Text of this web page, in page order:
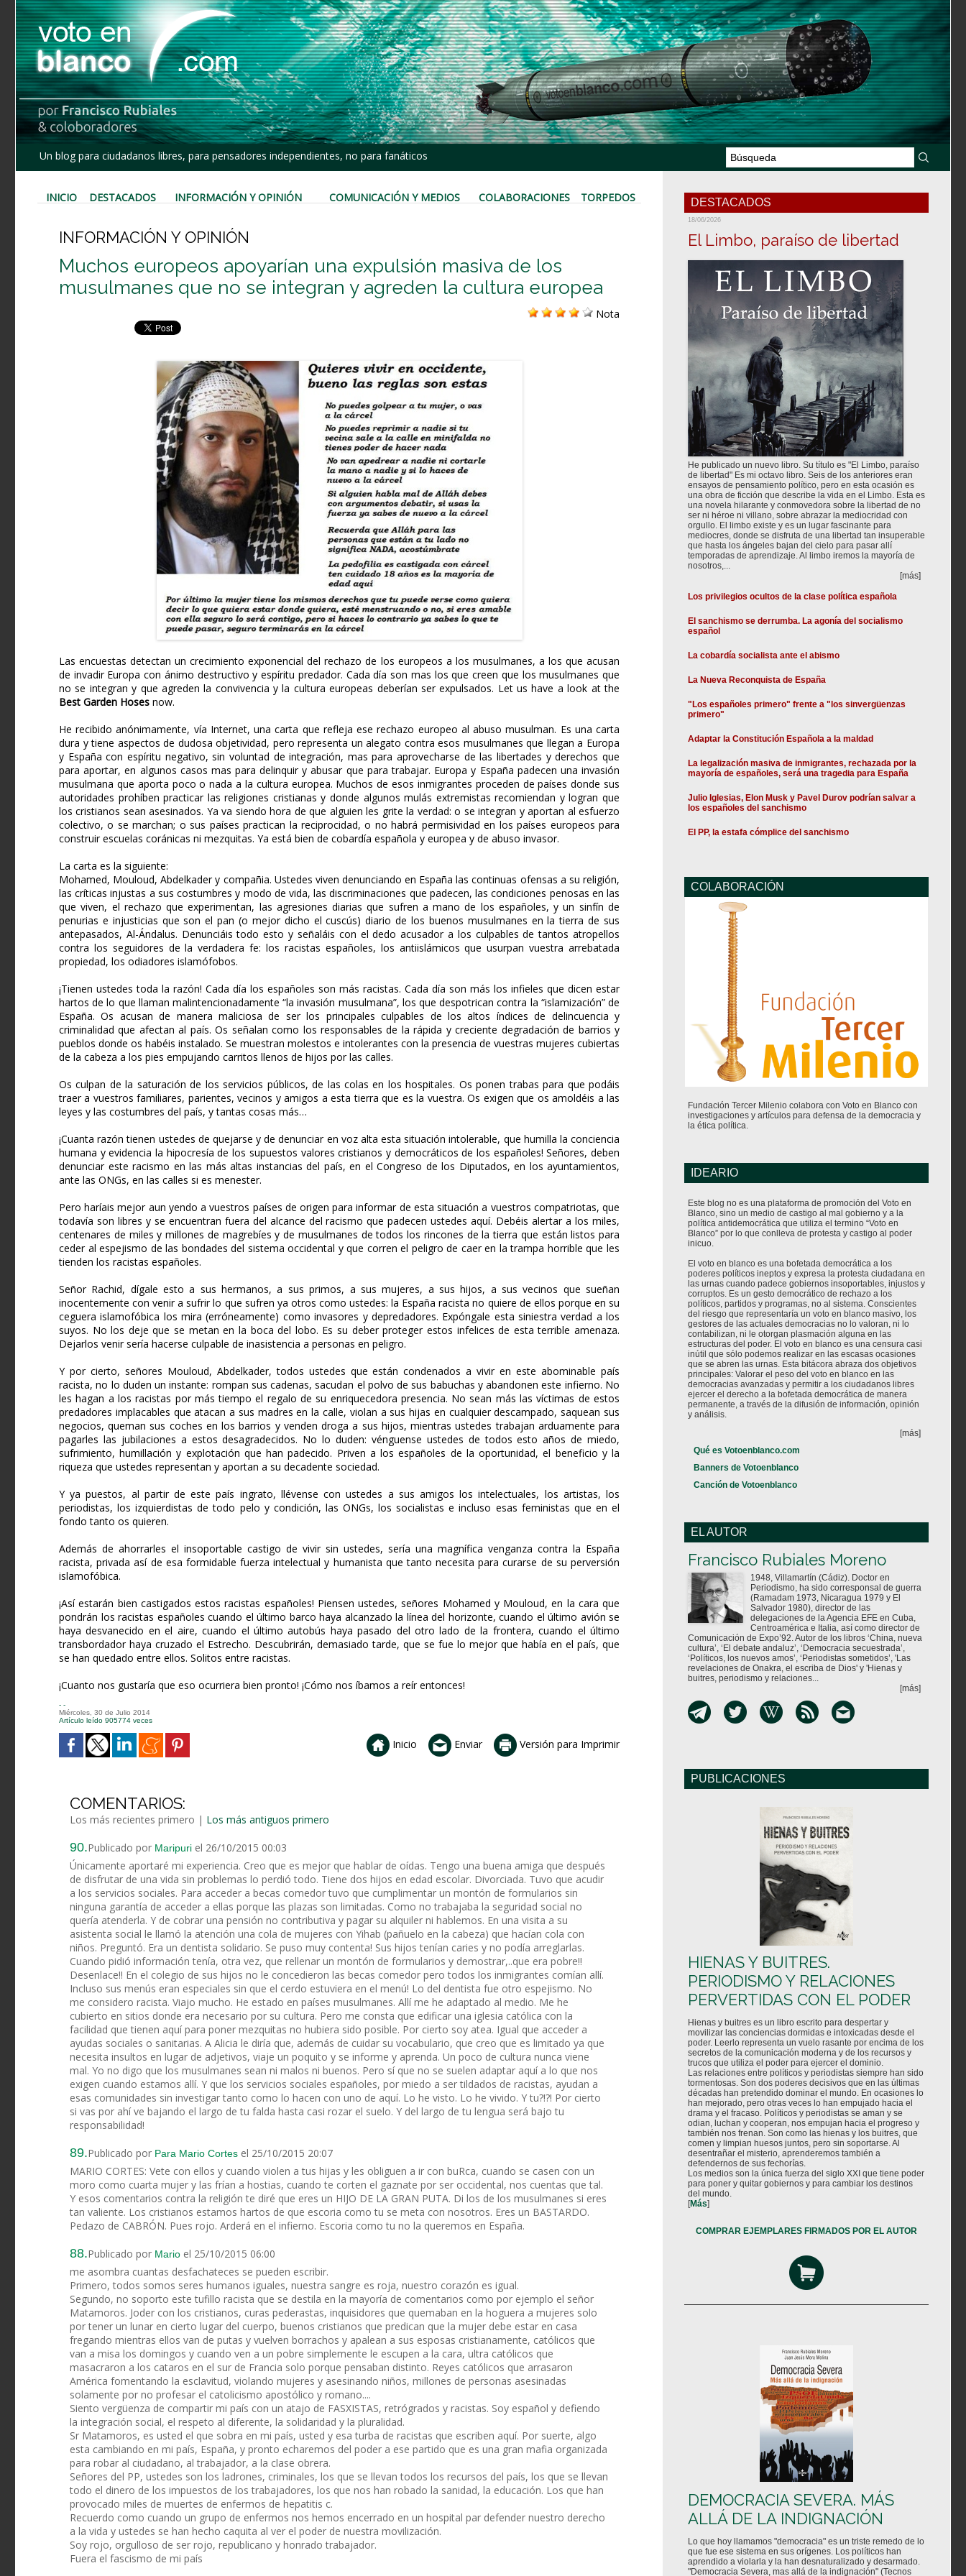
Un blog para ciudadanos libres, para pensadores independientes, no para fanáticos
INICIO DESTACADOS INFORMACIÓN Y OPINIÓN COMUNICACIÓN Y MEDIOS COLABORACIONES TORPEDOS
INFORMACIÓN Y OPINIÓN
Muchos europeos apoyarían una expulsión masiva de los
musulmanes que no se integran y agreden la cultura europea
Nota
Las encuestas detectan un crecimiento exponencial del rechazo de los europeos a los musulmanes, a los que acusan
de invadir Europa con ánimo destructivo y espíritu predador. Cada día son mas los que creen que los musulmanes que
no se integran y que agreden la convivencia y la cultura europeas deberían ser expulsados. Let us have a look at the
Best Garden Hoses now.
He recibido anónimamente, vía Internet, una carta que refleja ese rechazo europeo al abuso musulman. Es una carta
dura y tiene aspectos de dudosa objetividad, pero representa un alegato contra esos musulmanes que llegan a Europa
y España con espíritu negativo, sin voluntad de integración, mas para aprovecharse de las libertades y derechos que
para aportar, en algunos casos mas para delinquir y abusar que para trabajar. Europa y España padecen una invasión
musulmana que aporta poco o nada a la cultura europea. Muchos de esos inmigrantes proceden de países donde sus
autoridades prohíben practicar las religiones cristianas y donde algunos mulás extremistas recomiendan y logran que
los cristianos sean asesinados. Ya va siendo hora de que alguien les grite la verdad: o se integran y aportan al esfuerzo
colectivo, o se marchan; o sus países practican la reciprocidad, o no habrá permisividad en los países europeos para
construir escuelas coránicas ni mezquitas. Ya está bien de cobardía española y europea y de abuso invasor.
La carta es la siguiente:
Mohamed, Mouloud, Abdelkader y compañia. Ustedes viven denunciando en España las continuas ofensas a su religión,
las críticas injustas a sus costumbres y modo de vida, las discriminaciones que padecen, las condiciones penosas en las
que viven, el rechazo que experimentan, las agresiones diarias que sufren a mano de los españoles, y un sinfín de
penurias e injusticias que son el pan (o mejor dicho el cuscús) diario de los buenos musulmanes en la tierra de sus
antepasados, Al-Ándalus. Denunciáis todo esto y señaláis con el dedo acusador a los culpables de tantos atropellos
contra los seguidores de la verdadera fe: los racistas españoles, los antiislámicos que usurpan vuestra arrebatada
propiedad, los odiadores islamófobos.
¡Tienen ustedes toda la razón! Cada día los españoles son más racistas. Cada día son más los infieles que dicen estar
hartos de lo que llaman malintencionadamente “la invasión musulmana”, los que despotrican contra la “islamización” de
España. Os acusan de manera maliciosa de ser los principales culpables de los altos índices de delincuencia y
criminalidad que afectan al país. Os señalan como los responsables de la rápida y creciente degradación de barrios y
pueblos donde os habéis instalado. Se muestran molestos e intolerantes con la presencia de vuestras mujeres cubiertas
de la cabeza a los pies empujando carritos llenos de hijos por las calles.
Os culpan de la saturación de los servicios públicos, de las colas en los hospitales. Os ponen trabas para que podáis
traer a vuestros familiares, parientes, vecinos y amigos a esta tierra que es la vuestra. Os exigen que os amoldéis a las
leyes y las costumbres del país, y tantas cosas más…
¡Cuanta razón tienen ustedes de quejarse y de denunciar en voz alta esta situación intolerable, que humilla la conciencia
humana y evidencia la hipocresía de los supuestos valores cristianos y democráticos de los españoles! Señores, deben
denunciar este racismo en las más altas instancias del país, en el Congreso de los Diputados, en los ayuntamientos,
ante las ONGs, en las calles si es menester.
Pero haríais mejor aun yendo a vuestros países de origen para informar de esta situación a vuestros compatriotas, que
todavía son libres y se encuentran fuera del alcance del racismo que padecen ustedes aquí. Debéis alertar a los miles,
centenares de miles y millones de magrebíes y de musulmanes de todos los rincones de la tierra que están listos para
ceder al espejismo de las bondades del sistema occidental y que corren el peligro de caer en la trampa horrible que les
tienden los racistas españoles.
Señor Rachid, dígale esto a sus hermanos, a sus primos, a sus mujeres, a sus hijos, a sus vecinos que sueñan
inocentemente con venir a sufrir lo que sufren ya otros como ustedes: la España racista no quiere de ellos porque en su
ceguera islamofóbica los mira (erróneamente) como invasores y depredadores. Expóngale esta siniestra verdad a los
suyos. No los deje que se metan en la boca del lobo. Es su deber proteger estos infelices de esta terrible amenaza.
Dejarlos venir sería hacerse culpable de inasistencia a personas en peligro.
Y por cierto, señores Mouloud, Abdelkader, todos ustedes que están condenados a vivir en este abominable país
racista, no lo duden un instante: rompan sus cadenas, sacudan el polvo de sus babuchas y abandonen este infierno. No
les hagan a los racistas por más tiempo el regalo de su enriquecedora presencia. No sean más las víctimas de estos
predadores implacables que atacan a sus madres en la calle, violan a sus hijas en cualquier descampado, saquean sus
negocios, queman sus coches en los barrios y venden droga a sus hijos, mientras ustedes trabajan arduamente para
pagarles las jubilaciones a estos desagradecidos. No lo duden: vénguense ustedes de todos esto años de miedo,
sufrimiento, humillación y explotación que han padecido. Priven a los españoles de la oportunidad, el beneficio y la
riqueza que ustedes representan y aportan a su decadente sociedad.
Y ya puestos, al partir de este país ingrato, llévense con ustedes a sus amigos los intelectuales, los artistas, los
periodistas, los izquierdistas de todo pelo y condición, las ONGs, los socialistas e incluso esas feministas que en el
fondo tanto os quieren.
Además de ahorrarles el insoportable castigo de vivir sin ustedes, sería una magnífica venganza contra la España
racista, privada así de esa formidable fuerza intelectual y humanista que tanto necesita para curarse de su perversión
islamofóbica.
¡Así estarán bien castigados estos racistas españoles! Piensen ustedes, señores Mohamed y Mouloud, en la cara que
pondrán los racistas españoles cuando el último barco haya alcanzado la línea del horizonte, cuando el último avión se
haya desvanecido en el aire, cuando el último autobús haya pasado del otro lado de la frontera, cuando el último
transbordador haya cruzado el Estrecho. Descubrirán, demasiado tarde, que se fue lo mejor que había en el país, que
se han quedado entre ellos. Solitos entre racistas.
¡Cuanto nos gustaría que eso ocurriera bien pronto! ¡Cómo nos íbamos a reír entonces!
- -
Miércoles, 30 de Julio 2014
Artículo leído 905774 veces
Inicio Enviar Versión para Imprimir
COMENTARIOS:
Los más recientes primero | Los más antiguos primero
90.Publicado por Maripuri el 26/10/2015 00:03
Únicamente aportaré mi experiencia. Creo que es mejor que hablar de oídas. Tengo una buena amiga que después
de disfrutar de una vida sin problemas lo perdió todo. Tiene dos hijos en edad escolar. Divorciada. Tuvo que acudir
a los servicios sociales. Para acceder a becas comedor tuvo que cumplimentar un montón de formularios sin
ninguna garantía de acceder a ellas porque las plazas son limitadas. Como no trabajaba la seguridad social no
quería atenderla. Y de cobrar una pensión no contributiva y pagar su alquiler ni hablemos. En una visita a su
asistenta social le llamó la atención una cola de mujeres con Yihab (pañuelo en la cabeza) que hacían cola con
niños. Preguntó. Era un dentista solidario. Se puso muy contenta! Sus hijos tenían caries y no podía arreglarlas.
Cuando pidió información tenía, otra vez, que rellenar un montón de formularios y demostrar,..que era pobre!!
Desenlace!! En el colegio de sus hijos no le concedieron las becas comedor pero todos los inmigrantes comían allí.
Incluso sus menús eran especiales sin que el cerdo estuviera en el menú! Lo del dentista fue otro espejismo. No
me considero racista. Viajo mucho. He estado en países musulmanes. Allí me he adaptado al medio. Me he
cubierto en sitios donde era necesario por su cultura. Pero me consta que edificar una iglesia católica con la
facilidad que tienen aquí para poner mezquitas no hubiera sido posible. Por cierto soy atea. Igual que acceder a
ayudas sociales o sanitarias. A Alicia le diría que, además de cuidar su vocabulario, que creo que es limitado ya que
necesita insultos en lugar de adjetivos, viaje un poquito y se informe y aprenda. Un poco de cultura nunca viene
mal. Yo no digo que los musulmanes sean ni malos ni buenos. Pero sí que no se suelen adaptar aquí a lo que nos
exigen cuando estamos allí. Y que los servicios sociales españoles, por miedo a ser tildados de racistas, ayudan a
esas comunidades sin investigar tanto como lo hacen con uno de aquí. Lo he visto. Lo he vivido. Y tu?!?! Por cierto
si vas por ahí ve bajando el largo de tu falda hasta casi rozar el suelo. Y del largo de tu lengua será bajo tu
responsabilidad!
89.Publicado por Para Mario Cortes el 25/10/2015 20:07
MARIO CORTES: Vete con ellos y cuando violen a tus hijas y les obliguen a ir con buRca, cuando se casen con un
moro como cuarta mujer y las frían a hostias, cuando te corten el gaznate por ser occidental, nos cuentas que tal.
Y esos comentarios contra la religión te diré que eres un HIJO DE LA GRAN PUTA. Di los de los musulmanes si eres
tan valiente. Los cristianos estamos hartos de que escoria como tu se meta con nosotros. Eres un BASTARDO.
Pedazo de CABRÓN. Pues rojo. Arderá en el infierno. Escoria como tu no la queremos en España.
88.Publicado por Mario el 25/10/2015 06:00
me asombra cuantas desfachateces se pueden escribir.
Primero, todos somos seres humanos iguales, nuestra sangre es roja, nuestro corazón es igual.
Segundo, no soporto este tufillo racista que se destila en la mayoría de comentarios como por ejemplo el señor
Matamoros. Joder con los cristianos, curas pederastas, inquisidores que quemaban en la hoguera a mujeres solo
por tener un lunar en cierto lugar del cuerpo, buenos cristianos que predican que la mujer debe estar en casa
fregando mientras ellos van de putas y vuelven borrachos y apalean a sus esposas cristianamente, católicos que
van a misa los domingos y cuando ven a un pobre simplemente le escupen a la cara, ultra católicos que
masacraron a los cataros en el sur de Francia solo porque pensaban distinto. Reyes católicos que arrasaron
América fomentando la esclavitud, violando mujeres y asesinando niños, millones de personas asesinadas
solamente por no profesar el catolicismo apostólico y romano....
Siento vergüenza de compartir mi país con un atajo de FASXISTAS, retrógrados y racistas. Soy español y defiendo
la integración social, el respeto al diferente, la solidaridad y la pluralidad.
Sr Matamoros, es usted el que sobra en mi país, usted y esa turba de racistas que escriben aquí. Por suerte, algo
esta cambiando en mi país, España, y pronto echaremos del poder a ese partido que es una gran mafia organizada
para robar al ciudadano, al trabajador, a la clase obrera.
Señores del PP, ustedes son los ladrones, criminales, los que se llevan todos los recursos del país, los que se llevan
todo el dinero de los impuestos de los trabajadores, los que nos han robado la sanidad, la educación. Los que han
provocado miles de muertes de enfermos de hepatitis c.
Recuerdo como cuando un grupo de enfermos nos hemos encerrado en un hospital par defender nuestro derecho
a la vida y ustedes se han hecho caquita al ver el poder de nuestra movilización.
Soy rojo, orgulloso de ser rojo, republicano y honrado trabajador.
Fuera el fascismo de mi país
DESTACADOS
18/06/2026
El Limbo, paraíso de libertad
He publicado un nuevo libro. Su título es "El Limbo, paraíso
de libertad" Es mi octavo libro. Seis de los anteriores eran
ensayos de pensamiento político, pero en esta ocasión es
una obra de ficción que describe la vida en el Limbo. Esta es
una novela hilarante y conmovedora sobre la libertad de no
ser ni héroe ni villano, sobre abrazar la mediocridad con
orgullo. El limbo existe y es un lugar fascinante para
mediocres, donde se disfruta de una libertad tan insuperable
que hasta los ángeles bajan del cielo para pasar allí
temporadas de aprendizaje. Al limbo iremos la mayoría de
nosotros,...
[más]
Los privilegios ocultos de la clase política española
El sanchismo se derrumba. La agonía del socialismo
español
La cobardía socialista ante el abismo
La Nueva Reconquista de España
"Los españoles primero" frente a "los sinvergüenzas
primero"
Adaptar la Constitución Española a la maldad
La legalización masiva de inmigrantes, rechazada por la
mayoría de españoles, será una tragedia para España
Julio Iglesias, Elon Musk y Pavel Durov podrían salvar a
los españoles del sanchismo
El PP, la estafa cómplice del sanchismo
COLABORACIÓN
Fundación Tercer Milenio colabora con Voto en Blanco con
investigaciones y artículos para defensa de la democracia y
la ética política.
IDEARIO
Este blog no es una plataforma de promoción del Voto en
Blanco, sino un medio de castigo al mal gobierno y a la
política antidemocrática que utiliza el termino “Voto en
Blanco” por lo que conlleva de protesta y castigo al poder
inicuo.
El voto en blanco es una bofetada democrática a los
poderes políticos ineptos y expresa la protesta ciudadana en
las urnas cuando padece gobiernos insoportables, injustos y
corruptos. Es un gesto democrático de rechazo a los
políticos, partidos y programas, no al sistema. Conscientes
del riesgo que representaría un voto en blanco masivo, los
gestores de las actuales democracias no lo valoran, ni lo
contabilizan, ni le otorgan plasmación alguna en las
estructuras del poder. El voto en blanco es una censura casi
inútil que sólo podemos realizar en las escasas ocasiones
que se abren las urnas. Esta bitácora abraza dos objetivos
principales: Valorar el peso del voto en blanco en las
democracias avanzadas y permitir a los ciudadanos libres
ejercer el derecho a la bofetada democrática de manera
permanente, a través de la difusión de información, opinión
y análisis.
[más]
Qué es Votoenblanco.com
Banners de Votoenblanco
Canción de Votoenblanco
EL AUTOR
Francisco Rubiales Moreno
1948, Villamartín (Cádiz). Doctor en
Periodismo, ha sido corresponsal de guerra
(Ramadam 1973, Nicaragua 1979 y El
Salvador 1980), director de las
delegaciones de la Agencia EFE en Cuba,
Centroamérica e Italia, así como director de
Comunicación de Expo’92. Autor de los libros ‘China, nueva
cultura’, ‘El debate andaluz’, ‘Democracia secuestrada’,
‘Políticos, los nuevos amos’, ‘Periodistas sometidos’, 'Las
revelaciones de Onakra, el escriba de Dios' y 'Hienas y
buitres, periodismo y relaciones...
[más]
PUBLICACIONES
HIENAS Y BUITRES.
PERIODISMO Y RELACIONES
PERVERTIDAS CON EL PODER
Hienas y buitres es un libro escrito para despertar y
movilizar las conciencias dormidas e intoxicadas desde el
poder. Leerlo representa un vuelo rasante por encima de los
secretos de la comunicación moderna y de los recursos y
trucos que utiliza el poder para ejercer el dominio.
Las relaciones entre políticos y periodistas siempre han sido
tormentosas. Son dos poderes decisivos que en las últimas
décadas han pretendido dominar el mundo. En ocasiones lo
han mejorado, pero otras veces lo han empujado hacia el
drama y el fracaso. Políticos y periodistas se aman y se
odian, luchan y cooperan, nos empujan hacia el progreso y
también nos frenan. Son como las hienas y los buitres, que
comen y limpian huesos juntos, pero sin soportarse. Al
desentrañar el misterio, aprenderemos también a
defendernos de sus fechorías.
Los medios son la única fuerza del siglo XXI que tiene poder
para poner y quitar gobiernos y para cambiar los destinos
del mundo.
[Más]
COMPRAR EJEMPLARES FIRMADOS POR EL AUTOR
DEMOCRACIA SEVERA. MÁS
ALLÁ DE LA INDIGNACIÓN
Lo que hoy llamamos "democracia" es un triste remedo de lo
que fue ese sistema en sus orígenes. Los políticos han
aprendido a violarla y la han desnaturalizado y desarmado.
"Democracia Severa, mas allá de la indignación" (Tecnos